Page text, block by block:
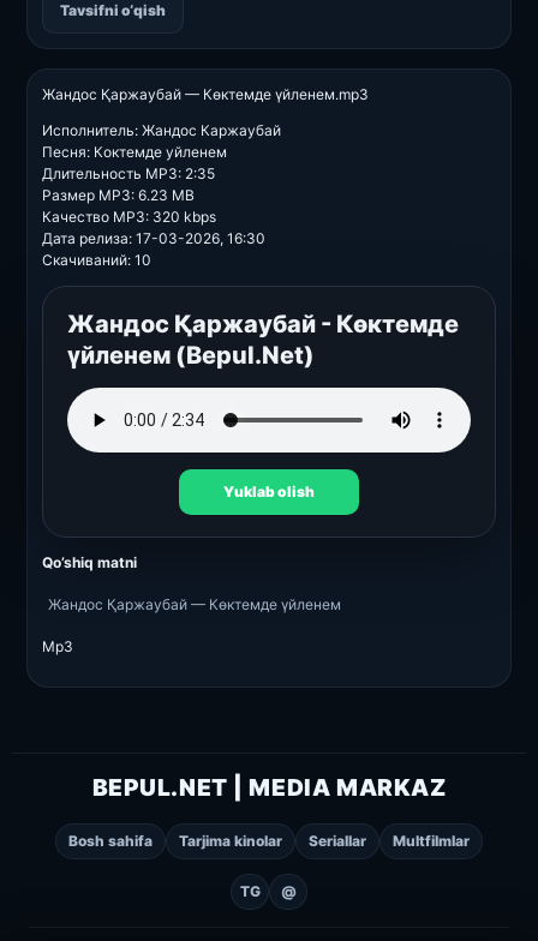
Tavsifni o‘qish
Жандос Қаржаубай — Көктемде үйленем.mp3
Исполнитель: Жандос Каржаубай
Песня: Коктемде уйленем
Длительность MP3: 2:35
Размер MP3: 6.23 MB
Качество MP3: 320 kbps
Дата релиза: 17-03-2026, 16:30
Скачиваний: 10
Жандос Қаржаубай - Көктемде
үйленем (Bepul.Net)
Yuklab olish
Qo’shiq matni
Жандос Қаржаубай — Көктемде үйленем
Mp3
BEPUL.NET | MEDIA MARKAZ
Bosh sahifa Tarjima kinolar Seriallar Multfilmlar
TG @